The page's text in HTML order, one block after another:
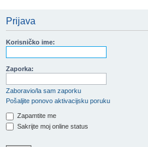
Prijava
Korisničko ime:
Zaporka:
Zaboravio/la sam zaporku
Pošaljite ponovo aktivacijsku poruku
Zapamtite me
Sakrijte moj online status